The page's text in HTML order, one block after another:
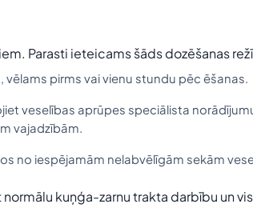
Parasti ieteicams šāds dozēšanas
pirms vai vienu stundu pēc ēšanas.
veselības aprūpes speciālista
vajadzībām.
no iespējamām nelabvēlīgām sekām
kuņģa-zarnu trakta darbību un